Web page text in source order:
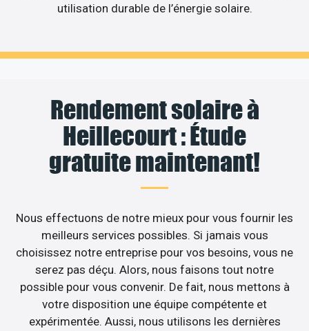
utilisation durable de l’énergie solaire.
Rendement solaire à
Heillecourt : Étude
gratuite maintenant!
Nous effectuons de notre mieux pour vous fournir les
meilleurs services possibles. Si jamais vous
choisissez notre entreprise pour vos besoins, vous ne
serez pas déçu. Alors, nous faisons tout notre
possible pour vous convenir. De fait, nous mettons à
votre disposition une équipe compétente et
expérimentée. Aussi, nous utilisons les dernières